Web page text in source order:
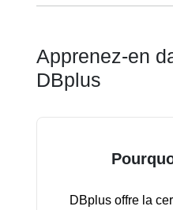
Apprenez-en
DBplus
DBplus offre la